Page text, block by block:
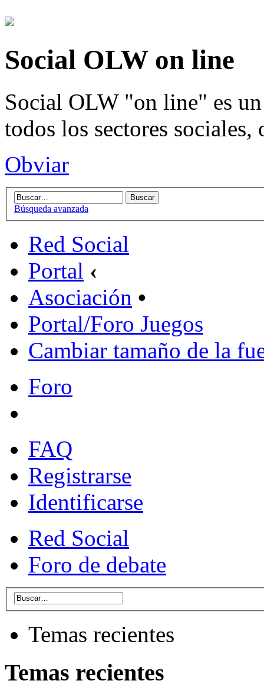
Social OLW on line
Social OLW "on line" es
todos los sectores sociales,
Obviar
Búsqueda avanzada
Red Social
Portal ‹
Asociación •
Portal/Foro Juegos
Cambiar tamaño de la
Foro
FAQ
Registrarse
Identificarse
Red Social
Foro de debate
Temas recientes
Temas recientes